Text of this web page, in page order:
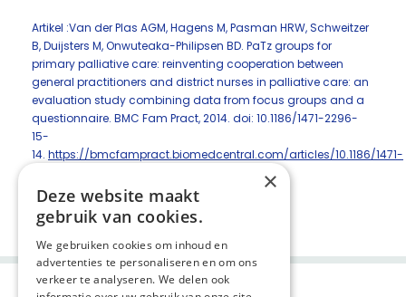
Artikel :Van der Plas AGM, Hagens M, Pasman HRW, Schweitzer
B, Duijsters M, Onwuteaka-Philipsen BD. PaTz groups for
primary palliative care: reinventing cooperation between
general practitioners and district nurses in palliative care: an
evaluation study combining data from focus groups and a
questionnaire. BMC Fam Pract, 2014. doi: 10.1186/1471-2296-
15-
14. https://bmcfampract.biomedcentral.com/articles/10.1186/1471-
Deel deze pagina:
×
Deze website maakt
gebruik van cookies.
We gebruiken cookies om inhoud en
advertenties te personaliseren en om ons
verkeer te analyseren. We delen ook